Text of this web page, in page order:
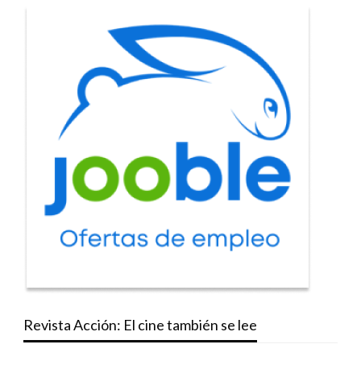
Revista Acción: El cine también se lee